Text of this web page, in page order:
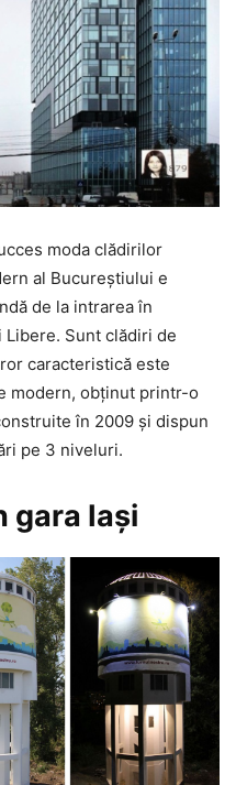
moda clădirilor
al Bucureștiului e
de la intrarea în
Libere. Sunt clădiri de
caracteristică este
modern, obținut printr-o
în 2009 și dispun
pe 3 niveluri.
gara Iași